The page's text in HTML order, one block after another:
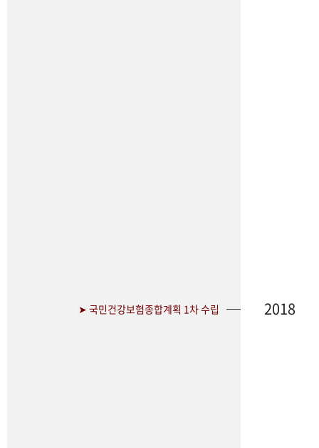
➤ 국민건강보험종합계획 1차 수립 2018